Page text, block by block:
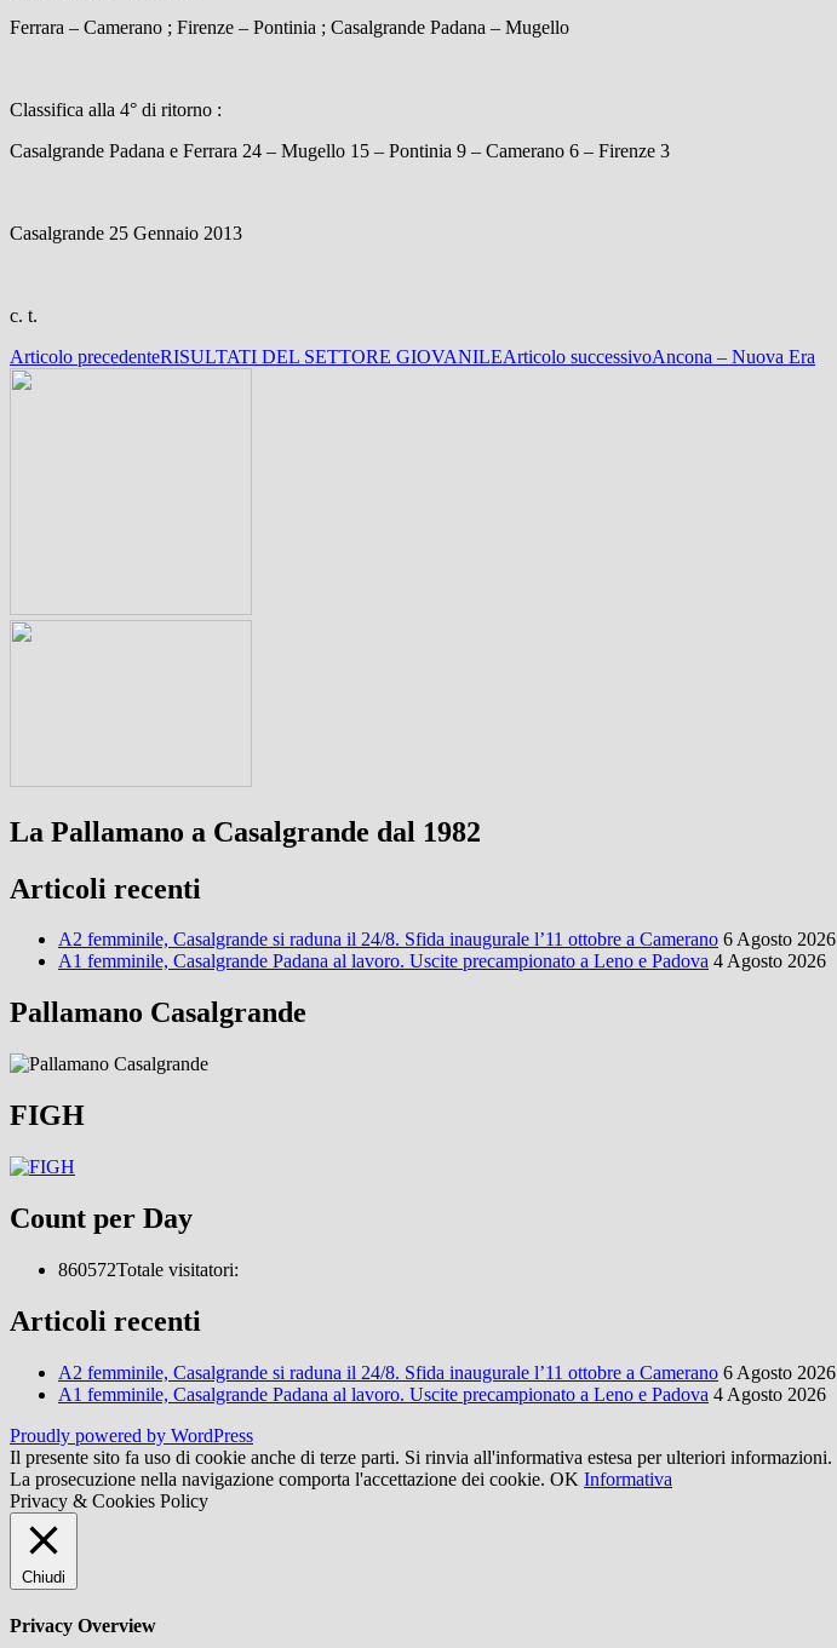
Ferrara – Camerano ; Firenze – Pontinia ; Casalgrande Padana – Mugello
Classifica alla 4° di ritorno :
Casalgrande Padana e Ferrara 24 – Mugello 15 – Pontinia 9 – Camerano 6 – Firenze 3
Casalgrande 25 Gennaio 2013
c. t.
Navigazione
articolo
Articolo precedenteRISULTATI DEL SETTORE GIOVANILEArticolo successivoAncona – Nuova Era
La Pallamano a Casalgrande dal 1982
Articoli recenti
A2 femminile, Casalgrande si raduna il 24/8. Sfida inaugurale l’11 ottobre a Camerano 6 Agosto 2026
A1 femminile, Casalgrande Padana al lavoro. Uscite precampionato a Leno e Padova 4 Agosto 2026
Pallamano Casalgrande
FIGH
Count per Day
860572Totale visitatori:
Articoli recenti
A2 femminile, Casalgrande si raduna il 24/8. Sfida inaugurale l’11 ottobre a Camerano 6 Agosto 2026
A1 femminile, Casalgrande Padana al lavoro. Uscite precampionato a Leno e Padova 4 Agosto 2026
Proudly powered by WordPress
Il presente sito fa uso di cookie anche di terze parti. Si rinvia all'informativa estesa per ulteriori informazioni.
La prosecuzione nella navigazione comporta l'accettazione dei cookie. OK Informativa
Privacy & Cookies Policy
Chiudi
Privacy Overview